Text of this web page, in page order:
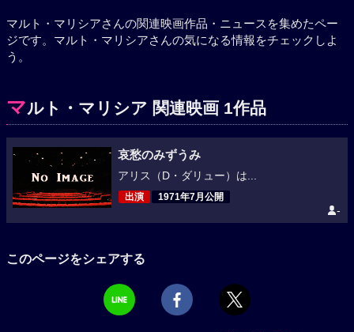
マルト・マリシアさんの関連映画作品・ニュースを集めたペー
ジです。マルト・マリシアさんの気になる情報をチェックしよ
う。
マルト・マリシア 関連映画 1作品
哀愁のみずうみ
アリス（D・ダリュー）は...
出演 1971年7月公開
-
このページをシェアする